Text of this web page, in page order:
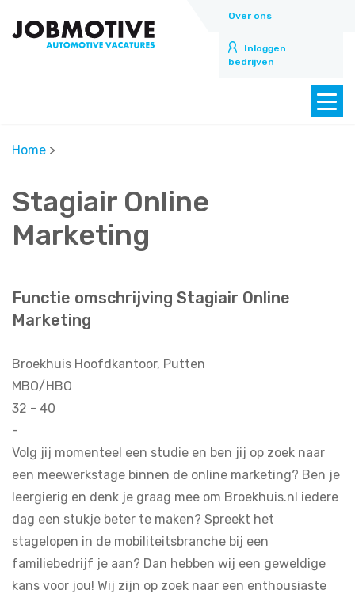
Over ons
Inloggen
bedrijven
Home >
Stagiair Online
Marketing
Functie omschrijving Stagiair Online
Marketing
Broekhuis Hoofdkantoor, Putten
MBO/HBO
32 - 40
-
Volg jij momenteel een studie en ben jij op zoek naar
een meewerkstage binnen de online marketing? Ben je
leergierig en denk je graag mee om Broekhuis.nl iedere
dag een stukje beter te maken? Spreekt het
stagelopen in de mobiliteitsbranche bij een
familiebedrijf je aan? Dan hebben wij een geweldige
kans voor jou! Wij zijn op zoek naar een enthousiaste